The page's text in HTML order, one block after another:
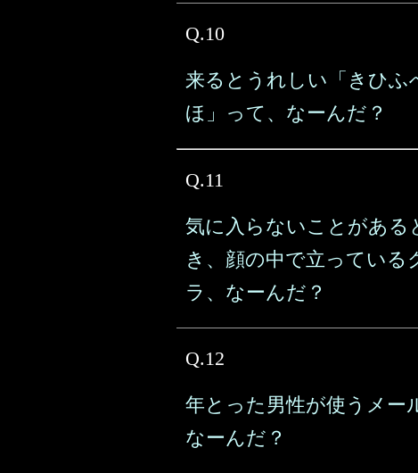
Q.10
来るとうれしい「きひふ
ほ」って、なーんだ？
Q.11
気に入らないことがある
き、顔の中で立っている
ラ、なーんだ？
Q.12
年とった男性が使うメー
なーんだ？